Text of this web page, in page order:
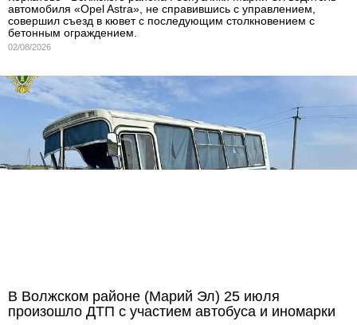
автомобиля «Opel Astra», не справившись с управлением,
совершил съезд в кювет с последующим столкновением с
бетонным ограждением.
02/08/2026
В Волжском районе (Марий Эл) 25 июля
произошло ДТП с участием автобуса и иномарки